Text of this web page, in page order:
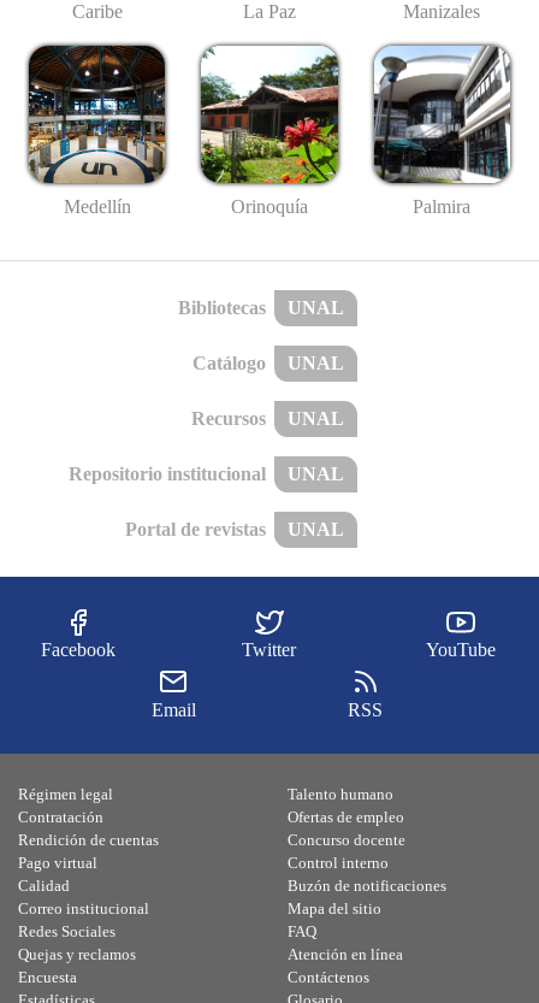
Caribe La Paz Manizales
Medellín Orinoquía Palmira
Bibliotecas UNAL
Catálogo UNAL
Recursos UNAL
Repositorio institucional UNAL
Portal de revistas UNAL
Facebook Twitter YouTube
Email RSS
Régimen legal
Contratación
Rendición de cuentas
Pago virtual
Calidad
Talento humano
Ofertas de empleo
Concurso docente
Control interno
Buzón de notificaciones
Correo institucional
Redes Sociales
Quejas y reclamos
Encuesta
Mapa del sitio
FAQ
Atención en línea
Contáctenos